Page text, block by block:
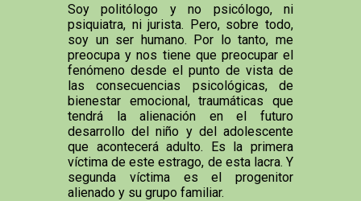
Soy politólogo y no psicólogo, ni
psiquiatra, ni jurista. Pero, sobre todo,
soy un ser humano. Por lo tanto, me
preocupa y nos tiene que preocupar el
fenómeno desde el punto de vista de
las consecuencias psicológicas, de
bienestar emocional, traumáticas que
tendrá la alienación en el futuro
desarrollo del niño y del adolescente
que acontecerá adulto. Es la primera
víctima de este estrago, de esta lacra. Y
segunda víctima es el progenitor
alienado y su grupo familiar.